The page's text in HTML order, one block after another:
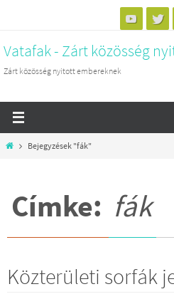
Vatafak - Zárt közösség
Zárt közösség nyitott embereknek
Otthon
Bejegyzések "fák"
Címke: fák
Közterületi sorfák